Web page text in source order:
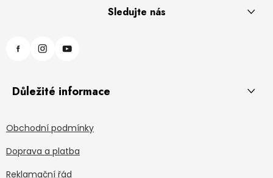
Sledujte nás
Důležité informace
Obchodní podmínky
Doprava a platba
Reklamační řád